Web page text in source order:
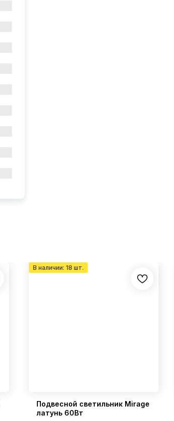
Подвесной светильник Mirage
латунь 60Вт